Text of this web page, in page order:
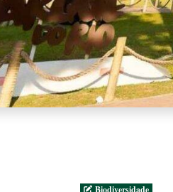
Biodiversidade